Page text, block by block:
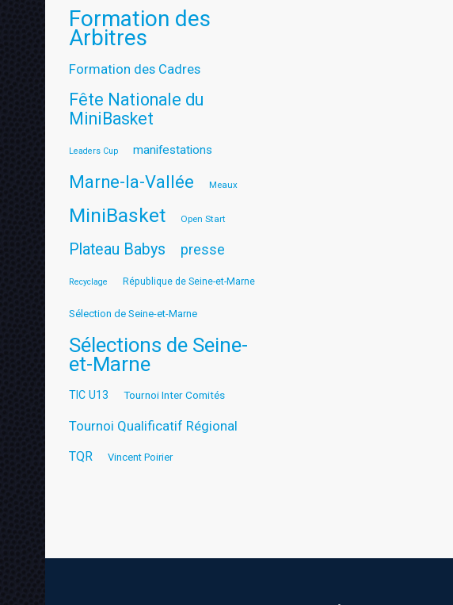
Formation des
Arbitres
Formation des Cadres
Fête Nationale du
MiniBasket
Leaders Cup manifestations
Marne-la-Vallée Meaux
MiniBasket Open Start
Plateau Babys presse
Recyclage République de Seine-et-Marne
Sélection de Seine-et-Marne
Sélections de Seine-
et-Marne
TIC U13 Tournoi Inter Comités
Tournoi Qualificatif Régional
TQR Vincent Poirier